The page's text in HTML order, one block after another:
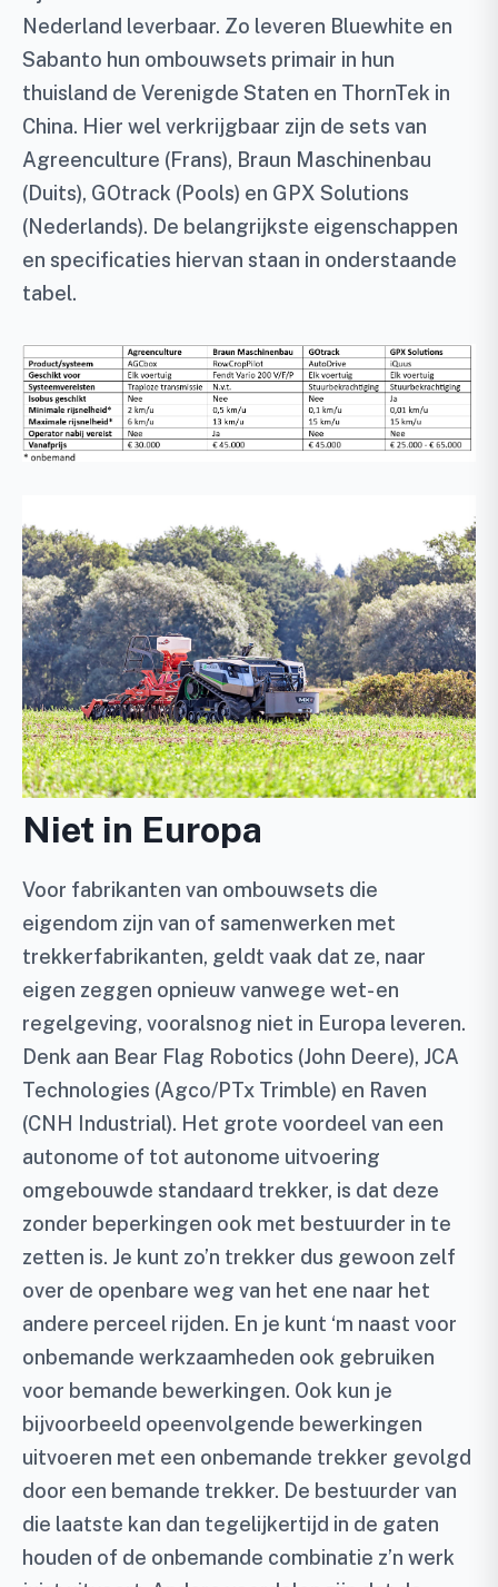
Nederland leverbaar. Zo leveren Bluewhite en
Sabanto hun ombouwsets primair in hun
thuisland de Verenigde Staten en ThornTek in
China. Hier wel verkrijgbaar zijn de sets van
Agreenculture (Frans), Braun Maschinenbau
(Duits), GOtrack (Pools) en GPX Solutions
(Nederlands). De belangrijkste eigenschappen
en specificaties hiervan staan in onderstaande
tabel.
Niet in Europa
Voor fabrikanten van ombouwsets die
eigendom zijn van of samenwerken met
trekkerfabrikanten, geldt vaak dat ze, naar
eigen zeggen opnieuw vanwege wet- en
regelgeving, vooralsnog niet in Europa leveren.
Denk aan Bear Flag Robotics (John Deere), JCA
Technologies (Agco/PTx Trimble) en Raven
(CNH Industrial). Het grote voordeel van een
autonome of tot autonome uitvoering
omgebouwde standaard trekker, is dat deze
zonder beperkingen ook met bestuurder in te
zetten is. Je kunt zo’n trekker dus gewoon zelf
over de openbare weg van het ene naar het
andere perceel rijden. En je kunt ‘m naast voor
onbemande werkzaamheden ook gebruiken
voor bemande bewerkingen. Ook kun je
bijvoorbeeld opeenvolgende bewerkingen
uitvoeren met een onbemande trekker gevolgd
door een bemande trekker. De bestuurder van
die laatste kan dan tegelijkertijd in de gaten
houden of de onbemande combinatie z’n werk